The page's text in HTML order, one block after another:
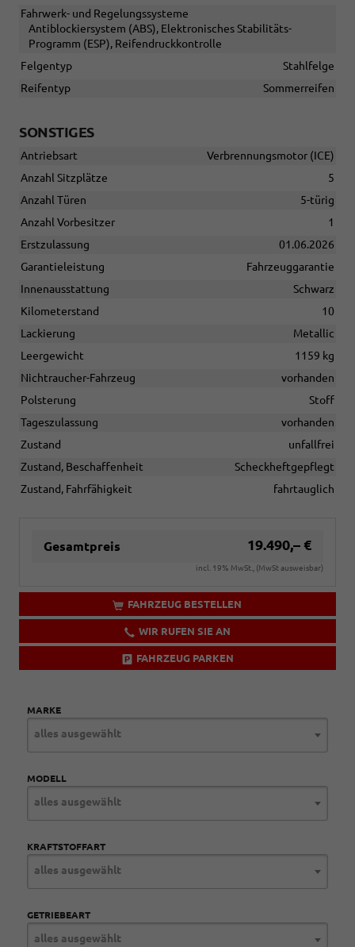
Fahrwerk- und Regelungssysteme
Antiblockiersystem (ABS), Elektronisches Stabilitäts-
Programm (ESP), Reifendruckkontrolle
Felgentyp
Stahlfelge
Reifentyp
Sommerreifen
SONSTIGES
Antriebsart
Verbrennungsmotor (ICE)
Anzahl Sitzplätze
5
Anzahl Türen
5-türig
Anzahl Vorbesitzer
1
Erstzulassung
01.06.2026
Garantieleistung
Fahrzeuggarantie
Innenausstattung
Schwarz
Kilometerstand
10
Lackierung
Metallic
Leergewicht
1159 kg
Nichtraucher-Fahrzeug
vorhanden
Polsterung
Stoff
Tageszulassung
vorhanden
Zustand
unfallfrei
Zustand, Beschaffenheit
Scheckheftgepflegt
Zustand, Fahrfähigkeit
fahrtauglich
Gesamtpreis 19.490,– €
incl. 19% MwSt., (MwSt ausweisbar)
FAHRZEUG BESTELLEN
WIR RUFEN SIE AN
FAHRZEUG PARKEN
MARKE
alles ausgewählt
MODELL
alles ausgewählt
KRAFTSTOFFART
alles ausgewählt
GETRIEBEART
alles ausgewählt